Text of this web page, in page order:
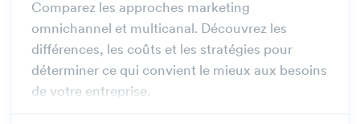
Comparez les approches marketing
omnichannel et multicanal. Découvrez les
différences, les coûts et les stratégies pour
déterminer ce qui convient le mieux aux besoins
de votre entreprise.